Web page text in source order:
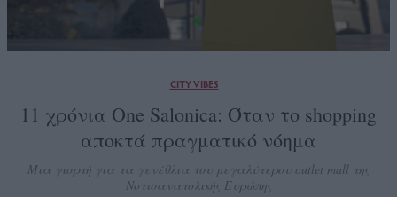
CITY VIBES
11 χρόνια One Salonica: Όταν το shopping
αποκτά πραγματικό νόημα
Μια γιορτή για τα γενέθλια του μεγαλύτερου outlet mall της
Νοτιοανατολικής Ευρώπης